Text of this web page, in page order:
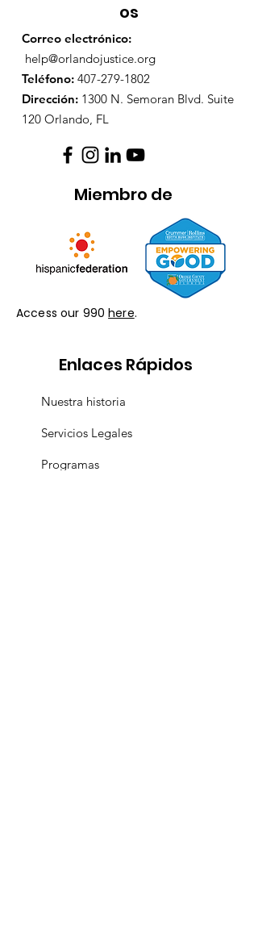
os
Correo electrónico:
help@orlandojustice.org
Teléfono: 407-279-1802
Dirección: 1300 N. Semoran Blvd. Suite
120 Orlando, FL
Miembro de
Access our 990here.
Enlaces Rápidos
Nuestra historia
Servicios Legales
Programas